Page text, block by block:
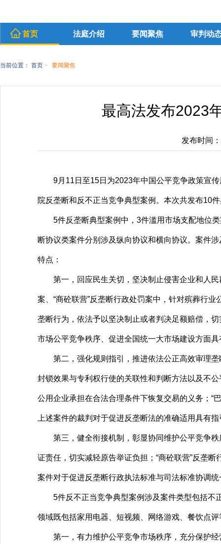
首页 法庭介绍 要闻聚焦 审判动
当前位置： 首页 > 要闻聚焦
最高法发布2023
发布时间
9月11日至15日为2023年中国公平竞争政策宣
院反垄断和反不正当竞争典型案例。本次共发布10
5件反垄断典型案例中，3件滥用市场支配地位类
断协议类案件分别涉及纵向协议和横向协议。案件
特点：
第一，回应民生关切，坚决制止侵害企业和人民
案、“商砼联营”反垄断行政处罚案中，针对殡葬行
垄断行为，依法予以坚决制止或者判决足额赔偿，
市场公平竞争秩序、促进全国统一大市场建设方面
第二，强化规则指引，推进依法公正高效审理垄
封锁效果与专利权行使的关联性和判断方法以及不
公用企业承担在合法合理条件下恢复交易的义务；“
上述案件的裁判对于促进反垄断法的准确适用具有
第三，健全衔接机制，彰显协同维护公平竞争秩
证责任，切实减轻原告举证负担；“商砼联营”反垄
案件对于促进反垄断行政执法标准与司法标准协调
5件反不正当竞争典型案例涉及案件类型包括不
领域既包括家用电器、短视频、网络游戏、餐饮点
第一，有力维护公平竞争市场秩序，充分保护经